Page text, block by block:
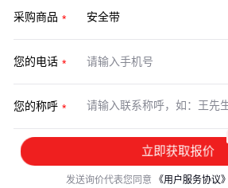
采购商品
您的电话
您的称呼
立即获取报价
发送询价代表您同意 《用户服务协议》